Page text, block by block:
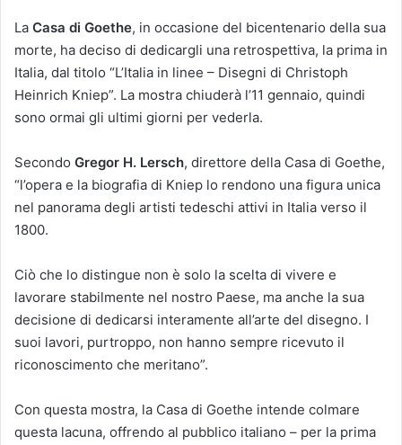
La Casa di Goethe, in occasione del bicentenario della sua
morte, ha deciso di dedicargli una retrospettiva, la prima in
Italia, dal titolo “L’Italia in linee – Disegni di Christoph
Heinrich Kniep”. La mostra chiuderà l’11 gennaio, quindi
sono ormai gli ultimi giorni per vederla.
Secondo Gregor H. Lersch, direttore della Casa di Goethe,
“l’opera e la biografia di Kniep lo rendono una figura unica
nel panorama degli artisti tedeschi attivi in Italia verso il
1800.
Ciò che lo distingue non è solo la scelta di vivere e
lavorare stabilmente nel nostro Paese, ma anche la sua
decisione di dedicarsi interamente all’arte del disegno. I
suoi lavori, purtroppo, non hanno sempre ricevuto il
riconoscimento che meritano”.
Con questa mostra, la Casa di Goethe intende colmare
questa lacuna, offrendo al pubblico italiano – per la prima